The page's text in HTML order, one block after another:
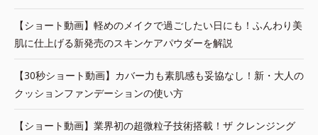
【ショート動画】軽めのメイクで過ごしたい日にも！ふんわり美
肌に仕上げる新発売のスキンケアパウダーを解説
【30秒ショート動画】カバー力も素肌感も妥協なし！新・大人の
クッションファンデーションの使い方
【ショート動画】業界初の超微粒子技術搭載！ザ クレンジング